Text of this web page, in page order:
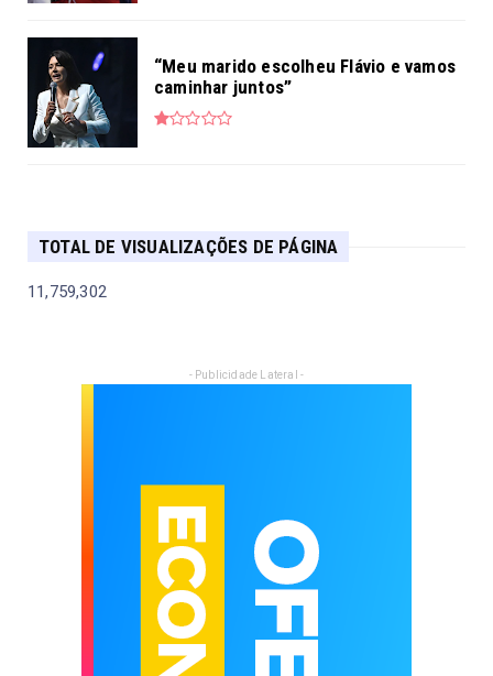
“Meu marido escolheu Flávio e vamos
caminhar juntos”
TOTAL DE VISUALIZAÇÕES DE PÁGINA
11,759,302
- Publicidade Lateral -